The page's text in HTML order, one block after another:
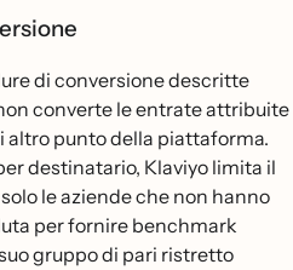
di conversione descritte
converte le entrate attribuite
altro punto della piattaforma.
destinatario, Klaviyo limita il
le aziende che non hanno
per fornire benchmark
gruppo di pari ristretto